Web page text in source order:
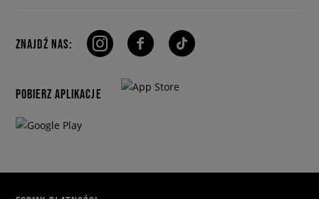
ZNAJDŹ NAS:
POBIERZ APLIKACJE